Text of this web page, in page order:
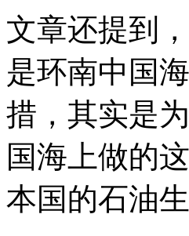
文章还提到
是环南中国
措，其实是
国海上做的
本国的石油